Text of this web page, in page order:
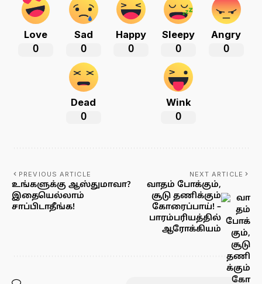
Love
0
Sad
0
Happy
0
Sleepy
0
Angry
0
Dead
0
Wink
0
PREVIOUS ARTICLE
உங்களுக்கு ஆஸ்துமாவா?
இதையெல்லாம்
சாப்பிடாதீங்க!
NEXT ARTICLE
வாதம் போக்கும்,
சூடு தணிக்கும்
கோரைப்பாய்! –
பாரம்பரியத்தில்
ஆரோக்கியம்